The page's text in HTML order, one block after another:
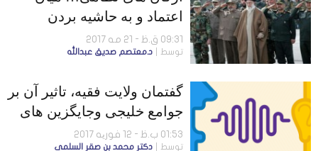
اعتماد و به حاشیه بردن
(بررسی مقایسه ای میان
سپاه پاسداران و ارتش در
09:31 ق.ظ - 21 مه 2017
توسط د.معتصم صديق عبدالله
گفتمان ولایت فقیه، تاثیر آن بر
جوامع خلیجی وجایگزین های
پیشنهادی
01:53 ب.ظ - 12 فوریه 2017
توسط دكتر محمد بن صقر السلمى